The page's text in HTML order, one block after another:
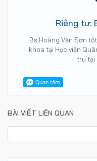
Riêng tư:
Bs Hoàng Văn Sơn
khoa tại Học viện
trú tại
BÀI VIẾT LIÊN QUAN